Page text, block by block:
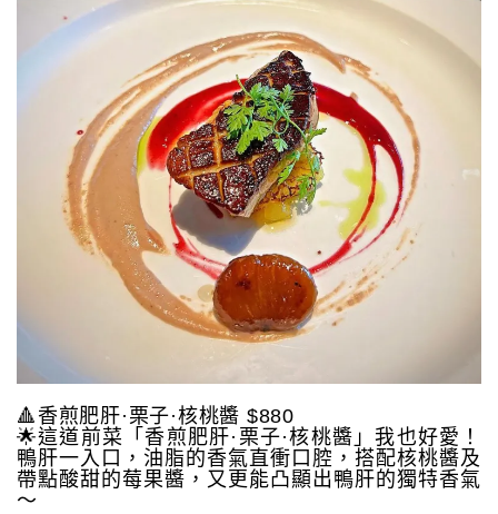
🔺香煎肥肝·栗子·核桃醬 $880
🌟這道前菜「香煎肥肝·栗子·核桃醬」我也好愛！
鴨肝一入口，油脂的香氣直衝口腔，搭配核桃醬及
帶點酸甜的莓果醬，又更能凸顯出鴨肝的獨特香氣
～